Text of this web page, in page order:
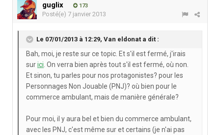
guglix 173
Posté(e) 7 janvier 2013
Le 07/01/2013 à 12:29, Van eldonat a dit :
Bah, moi, je reste sur ce topic. Et s'il est fermé, j'irais
surici. On verra bien après tout s'il est fermé, où non.
Et sinon, tu parles pour nos protagonistes? pour les
Personnages Non Jouable (PNJ)? où bien pour le
commerce ambulant, mais de manière générale?
Pour moi, il y aura bel et bien du commerce ambulant,
avec les PNJ, c'est même sur et certains (je n'ai pas